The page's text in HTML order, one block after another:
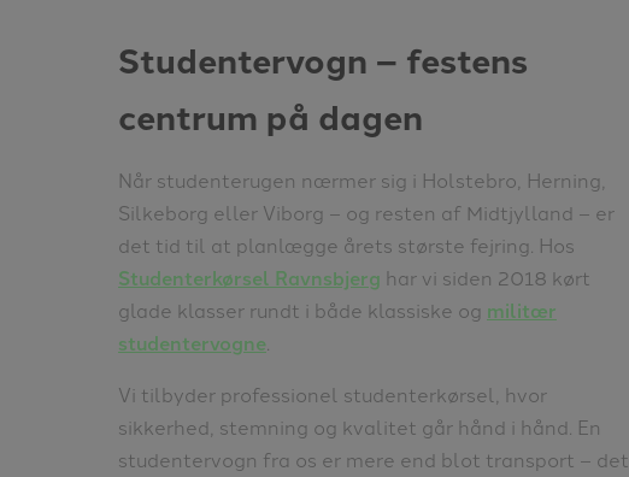
Studentervogn – festens
centrum på dagen
Når studenterugen nærmer sig i Holstebro, Herning,
Silkeborg eller Viborg – og resten af Midtjylland – er
det tid til at planlægge årets største fejring. Hos
Studenterkørsel Ravnsbjerg har vi siden 2018 kørt
glade klasser rundt i både klassiske og militær
studentervogne
Vi tilbyder professionel studenterkørsel, hvor
sikkerhed, stemning og kvalitet går hånd i hånd. En
studentervogn fra os er mere end blot transport – det